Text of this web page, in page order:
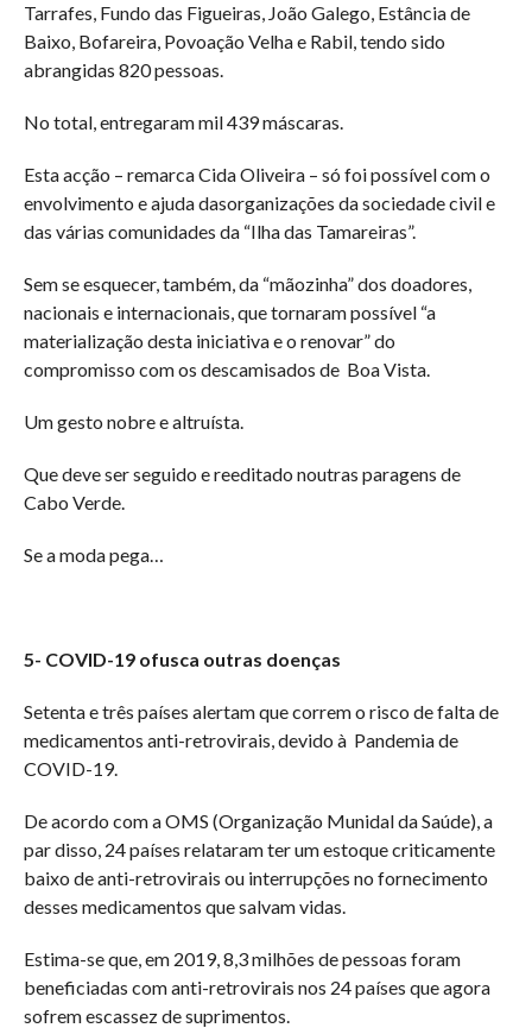
Tarrafes, Fundo das Figueiras, João Galego, Estância de
Baixo, Bofareira, Povoação Velha e Rabil, tendo sido
abrangidas 820 pessoas.
No total, entregaram mil 439 máscaras.
Esta acção – remarca Cida Oliveira – só foi possível com o
envolvimento e ajuda dasorganizações da sociedade civil e
das várias comunidades da “Ilha das Tamareiras”.
Sem se esquecer, também, da “mãozinha” dos doadores,
nacionais e internacionais, que tornaram possível “a
materialização desta iniciativa e o renovar” do
compromisso com os descamisados de Boa Vista.
Um gesto nobre e altruísta.
Que deve ser seguido e reeditado noutras paragens de
Cabo Verde.
Se a moda pega…
5- COVID-19 ofusca outras doenças
Setenta e três países alertam que correm o risco de falta de
medicamentos anti-retrovirais, devido à Pandemia de
COVID-19.
De acordo com a OMS (Organização Munidal da Saúde), a
par disso, 24 países relataram ter um estoque criticamente
baixo de anti-retrovirais ou interrupções no fornecimento
desses medicamentos que salvam vidas.
Estima-se que, em 2019, 8,3 milhões de pessoas foram
beneficiadas com anti-retrovirais nos 24 países que agora
sofrem escassez de suprimentos.